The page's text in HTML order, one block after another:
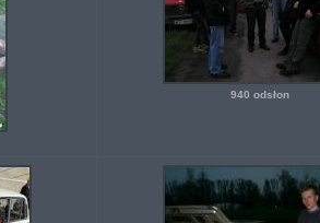
940 odsłon